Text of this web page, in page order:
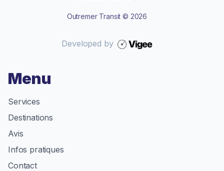
Outremer Transit © 2026
Developed by
Menu
Services
Destinations
Avis
Infos pratiques
Contact